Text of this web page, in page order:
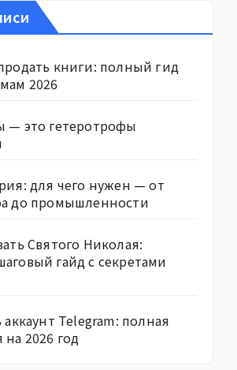
книги: полный гид
2026
— это гетеротрофы
для чего нужен — от
до промышленности
Святого Николая:
гайд с секретами
аккаунт Telegram: полная
2026 год